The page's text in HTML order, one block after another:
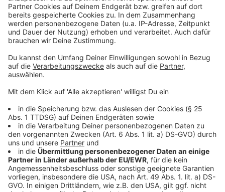
spart: „Am Ende werden viele Kosten nur verlagert,
nicht reduziert.“ Viele Fahrlehrer am Niederrhein teilen
diese Einschätzung. Sie befürchten, dass der
Führerschein auch mit den neuen Regeln
wesentlich günstigerwird.
Anzeige
Minister will Ausbildung günstiger machen
Anzeige
Bundesverkehrsminister Schnieder hat nun eine
Reform vorgeschlagen, um die Kosten zu senken.
Prüfungen sollen künftig kürzer werden, und